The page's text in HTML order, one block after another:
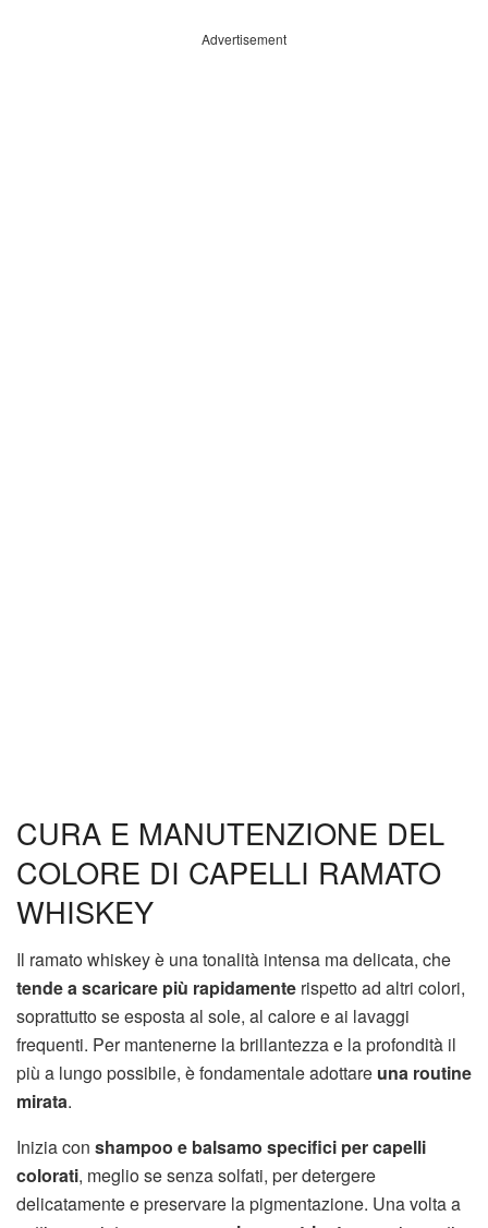
Advertisement
CURA E MANUTENZIONE DEL
COLORE DI CAPELLI RAMATO
WHISKEY
Il ramato whiskey è una tonalità intensa ma delicata, che
tende a scaricare più rapidamente rispetto ad altri colori,
soprattutto se esposta al sole, al calore e ai lavaggi
frequenti. Per mantenerne la brillantezza e la profondità il
più a lungo possibile, è fondamentale adottare una routine
mirata.
Inizia con shampoo e balsamo specifici per capelli
colorati, meglio se senza solfati, per detergere
delicatamente e preservare la pigmentazione. Una volta a